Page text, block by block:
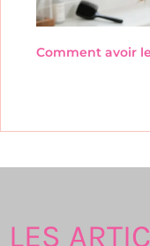
Comment avoir
LES